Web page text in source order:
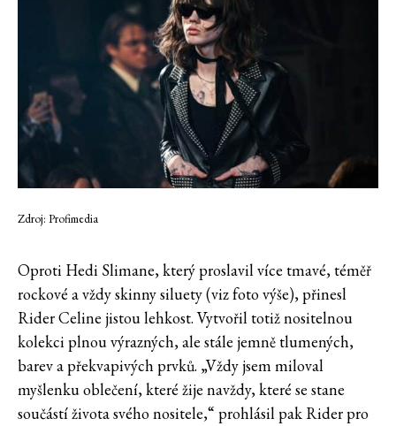
Zdroj: Profimedia
Oproti Hedi Slimane, který proslavil více tmavé, téměř
rockové a vždy skinny siluety (viz foto výše), přinesl
Rider Celine jistou lehkost. Vytvořil totiž nositelnou
kolekci plnou výrazných, ale stále jemně tlumených,
barev a překvapivých prvků. „Vždy jsem miloval
myšlenku oblečení, které žije navždy, které se stane
součástí života svého nositele,“ prohlásil pak Rider pro